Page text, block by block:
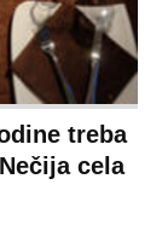
treba
cela